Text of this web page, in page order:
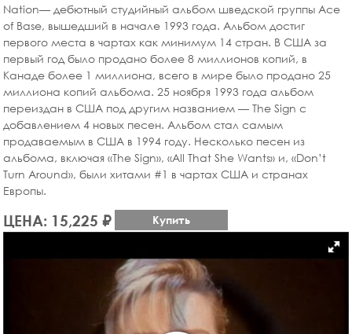
Nation— дебютный студийный альбом шведской группы Ace
of Base, вышедший в начале 1993 года. Альбом достиг
первого места в чартах как минимум 14 стран. В США за
первый год было продано более 8 миллионов копий, в
Канаде более 1 миллиона, всего в мире было продано 25
миллиона копий альбома. 25 ноября 1993 года альбом
переиздан в США под другим названием — The Sign с
добавлением 4 новых песен. Альбом стал самым
продаваемым в США в 1994 году. Несколько песен из
альбома, включая «The Sign», «All That She Wants» и, «Don’t
Turn Around», были хитами #1 в чартах США и странах
Европы.
ЦЕНА: 15,225 ₽ Купить